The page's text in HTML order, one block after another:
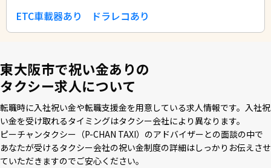
ETC車載器あり
ドラレコあり
東大阪市で祝い金ありの
タクシー求人について
転職時に⼊社祝い⾦や転職⽀援⾦を⽤意している求⼈情報です。⼊社祝
い⾦を受け取れるタイミングはタクシー会社により異なります。
ピーチャンタクシー（P-CHAN TAXI）のアドバイザーとの⾯談の中で
あなたが受けるタクシー会社の祝い⾦制度の詳細はしっかりお伝えさせ
ていただきますのでご安⼼ください。